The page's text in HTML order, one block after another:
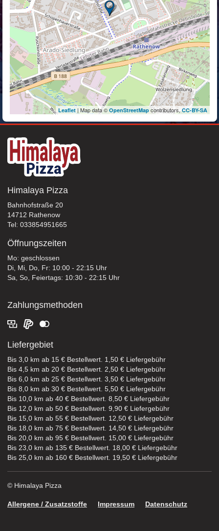
Leaflet| Map data © OpenStreetMapcontributors,CC-BY-SA
Himalaya Pizza
Bahnhofstraße 20
14712 Rathenow
Tel: 033854951665
Öffnungszeiten
Mo: geschlossen
Di, Mi, Do, Fr: 10:00 - 22:15 Uhr
Sa, So, Feiertags: 10:30 - 22:15 Uhr
Zahlungsmethoden
Liefergebiet
Bis 3,0 km ab 15 € Bestellwert. 1,50 € Liefergebühr
Bis 4,5 km ab 20 € Bestellwert. 2,50 € Liefergebühr
Bis 6,0 km ab 25 € Bestellwert. 3,50 € Liefergebühr
Bis 8,0 km ab 30 € Bestellwert. 5,50 € Liefergebühr
Bis 10,0 km ab 40 € Bestellwert. 8,50 € Liefergebühr
Bis 12,0 km ab 50 € Bestellwert. 9,90 € Liefergebühr
Bis 15,0 km ab 55 € Bestellwert. 12,50 € Liefergebühr
Bis 18,0 km ab 75 € Bestellwert. 14,50 € Liefergebühr
Bis 20,0 km ab 95 € Bestellwert. 15,00 € Liefergebühr
Bis 23,0 km ab 135 € Bestellwert. 18,00 € Liefergebühr
Bis 25,0 km ab 160 € Bestellwert. 19,50 € Liefergebühr
© Himalaya Pizza
Allergene / Zusatzstoffe Impressum Datenschutz